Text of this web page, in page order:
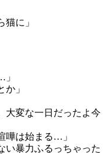
猫に」
」
大変な一日だったよ今
嘩は始まる…」
い暴力ふるっちゃった